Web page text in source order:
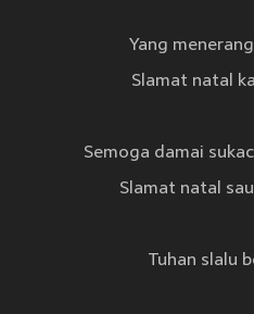
Yang
Slamat natal
Semoga damai
Slamat natal
Tuhan slalu